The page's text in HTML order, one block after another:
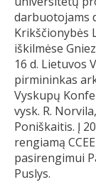
darbuotojams
Krikščionybės
iškilmėse
16 d. Lietuvos
pirmininkas
Vyskupų
vysk. R.
Poniškaitis. Į
rengiamą
pasirengimui
Puslys.